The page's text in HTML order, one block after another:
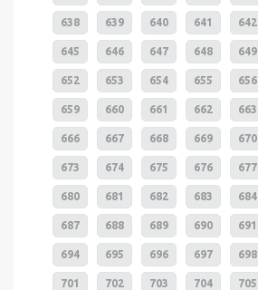
638 639 640 641 642
645 646 647 648 649
652 653 654 655 656
659 660 661 662 663
666 667 668 669 670
673 674 675 676 677
680 681 682 683 684
687 688 689 690 691
694 695 696 697 698
701 702 703 704 705